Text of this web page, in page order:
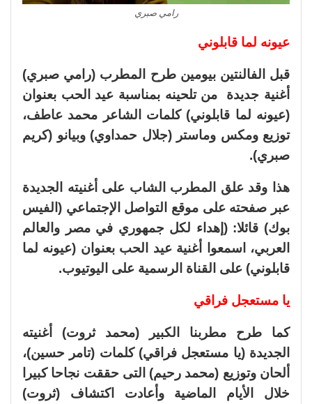
رامي صبري
عيونه لما قابلوني
قبل الفالنتين بيومين طرح المطرب (رامي صبري)
أغنية جديدة من تلحينه بمناسبة عيد الحب بعنوان
(عيونه لما قابلوني) كلمات الشاعر محمد عاطف،
توزيع ومكس وماستر (جلال حمداوي) وبيانو (كريم
صبري).
هذا وقد علق المطرب الشاب على أغنيته الجديدة
عبر صفحته على موقع التواصل الإجتماعي (الفيس
بوك) قائلا: (إهداء لكل جمهوري في مصر والعالم
العربي، اسمعوا أغنية عيد الحب بعنوان (عيونه لما
قابلوني) على القناة الرسمية على اليوتيوب.
يا مستعجل فراقي
كما طرح مطربنا الكبير (محمد ثروت) أغنيته
الجديدة (يا مستعجل فراقي) كلمات (تامر حسين)،
ألحان وتوزيع (محمد رحيم) التى حققت نجاحا كبيرا
خلال الأيام الماضية وأعادت اكتشاف (ثروت)